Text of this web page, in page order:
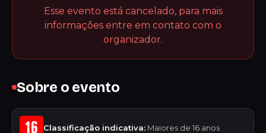
Sobre o evento
Classificação indicativa: Maiores de 16 anos
Esse evento está cancelado, para mais
informações entre em contato com o
organizador.